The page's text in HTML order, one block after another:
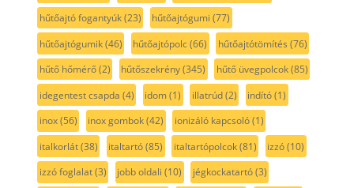
hűtőajtó fogantyúk(23) hűtőajtógumi (77)
hűtőajtógumik(46) hűtőajtópolc(66) hűtőajtótömítés (76)
hűtő hőmérő(2) hűtőszekrény(345) hűtő üvegpolcok(85)
idegentest csapda (4) idom(1) illatrúd(2) indító(1)
inox(56) inox gombok(42) ionizáló kapcsoló(1)
italkorlát(38) italtartó(85) italtartópolcok(81) izzó(10)
izzó foglalat(3) jobb oldali (10) jégkockatartó(3)